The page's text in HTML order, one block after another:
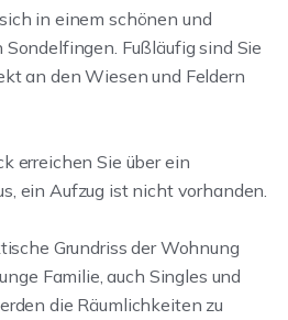
in einem schönen und
Fußläufig sind Sie
an den Wiesen und Feldern
erreichen Sie über ein
ein Aufzug ist nicht vorhanden.
Grundriss der Wohnung
Familie, auch Singles und
die Räumlichkeiten zu